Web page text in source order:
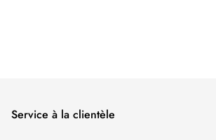
Service à la clientèle